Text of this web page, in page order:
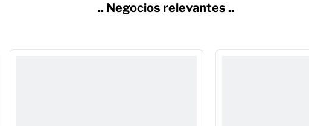
.. Negocios relevantes ..